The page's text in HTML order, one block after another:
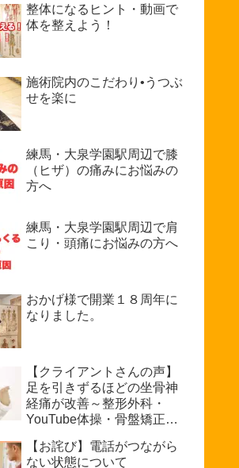
整体になるヒント・動画で
体を整えよう！
施術院内のこだわり•うつぶ
せを楽に
練馬・大泉学園駅周辺で膝
（ヒザ）の痛みにお悩みの
方へ
練馬・大泉学園駅周辺で肩
こり・頭痛にお悩みの方へ
おかげ様で開業１８周年に
なりました。
【クライアントさんの声】
足を引きずるほどの坐骨神
経痛が改善～整形外科・
YouTube体操・骨盤矯正で
けるまで～坐骨神経痛を治
【お詫び】電話がつながら
ない状態について